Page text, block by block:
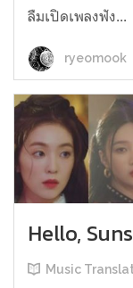
ลืมเปิดเพลงฟัง...
ryeomook
Hello,
Music